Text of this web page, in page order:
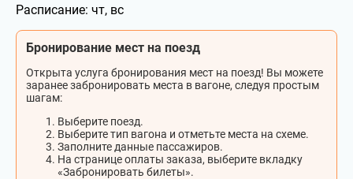
Расписание: чт, вс
Бронирование мест на поезд
Открыта услуга бронирования мест на поезд! Вы можете
заранее забронировать места в вагоне, следуя простым
шагам:
Выберите поезд.
Выберите тип вагона и отметьте места на схеме.
Заполните данные пассажиров.
На странице оплаты заказа, выберите вкладку
«Забронировать билеты».